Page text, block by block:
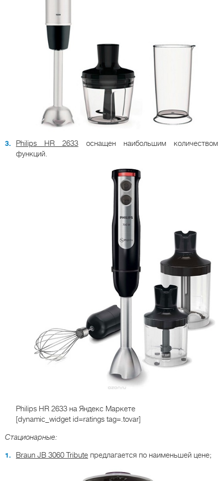
Philips HR 2633 оснащен наибольшим количеством
функций.
Philips HR 2633 на Яндекс Маркете
[dynamic_widget id=ratings tag=.tovar]
Стационарные:
Braun JB 3060 Tribute предлагается по наименьшей цене;